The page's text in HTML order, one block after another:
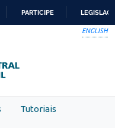
PARTICIPE
ENGLISH
Tutoriais